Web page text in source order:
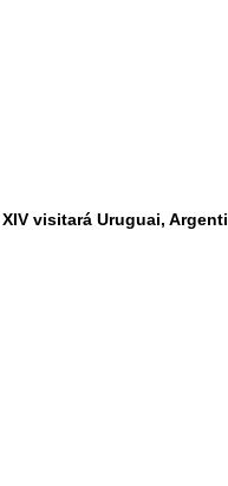
visitará Uruguai,